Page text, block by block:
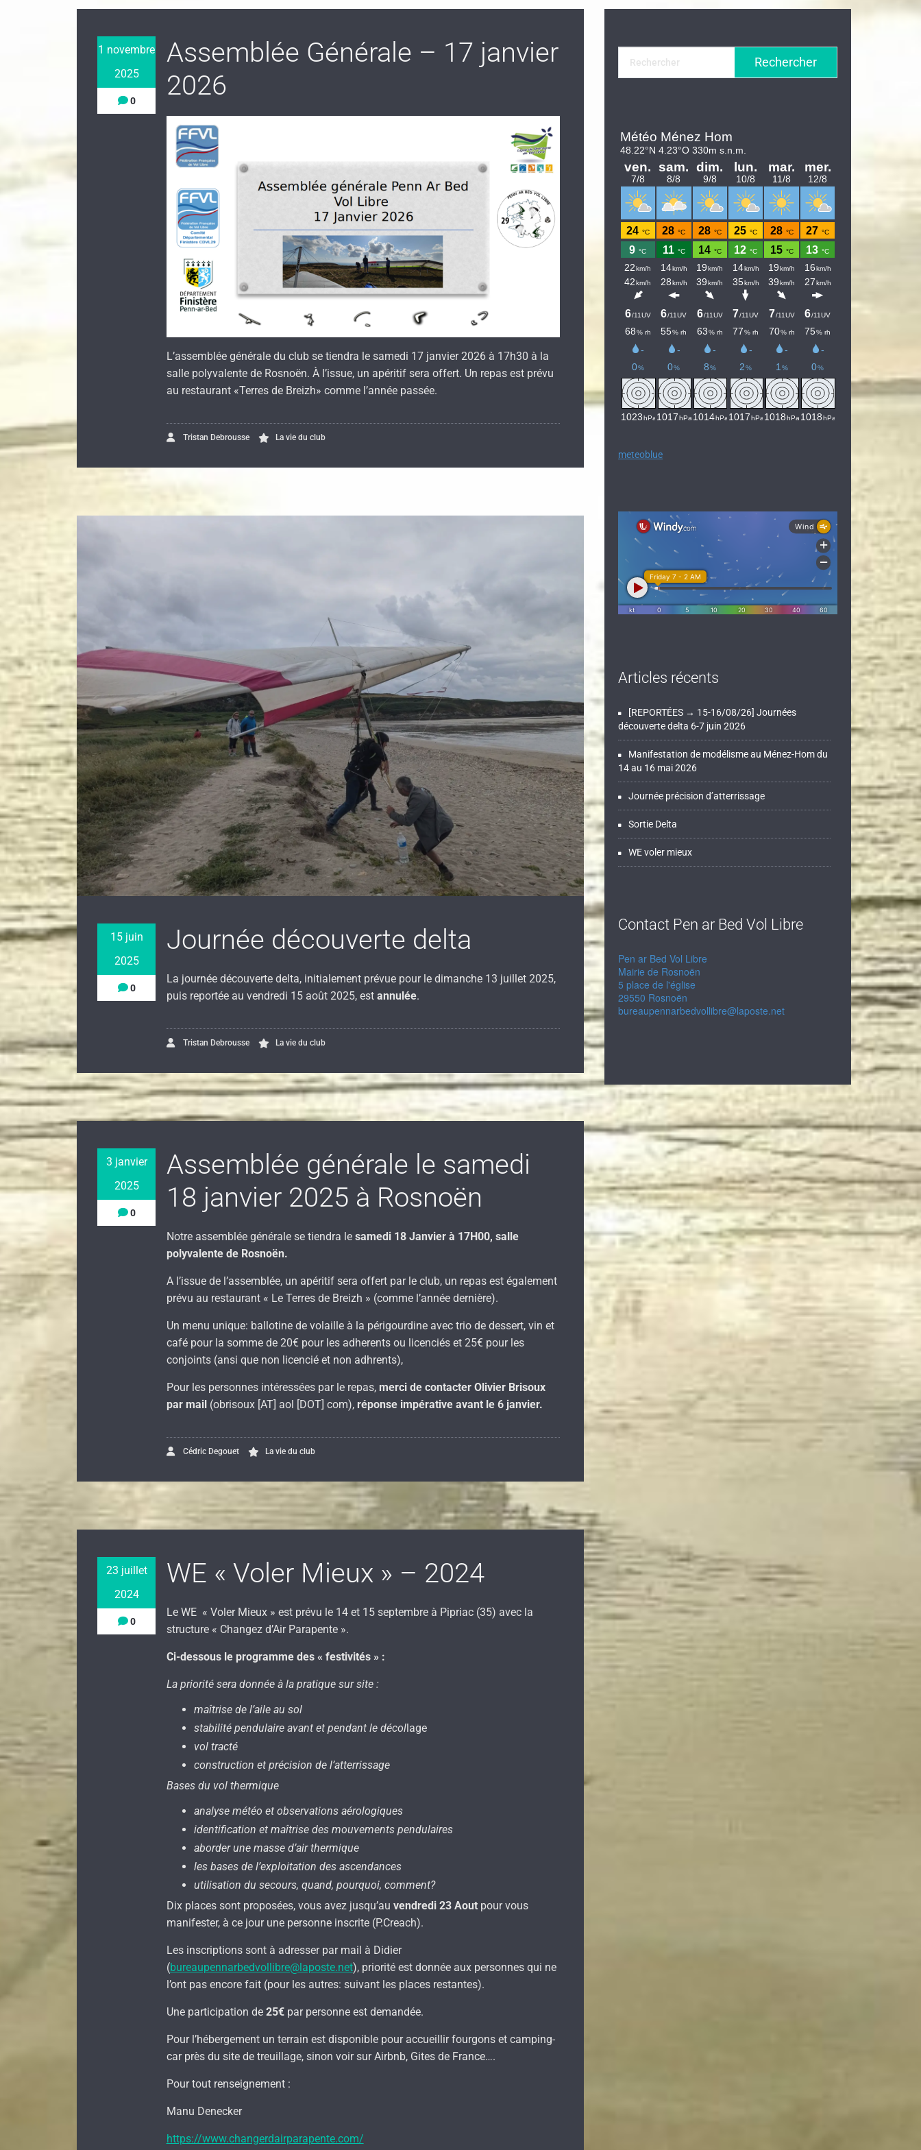
1 novembre
2025
0
Assemblée Générale – 17 janvier
2026
L’assemblée générale du club se tiendra le samedi 17 janvier 2026 à 17h30 à la
salle polyvalente de Rosnoën. À l’issue, un apéritif sera offert. Un repas est prévu
au restaurant «Terres de Breizh» comme l’année passée.
Tristan Debrousse La vie du club
15 juin
2025
0
Journée découverte delta
La journée découverte delta, initialement prévue pour le dimanche 13 juillet 2025,
puis reportée au vendredi 15 août 2025, est annulée.
Tristan Debrousse La vie du club
3 janvier
2025
0
Assemblée générale le samedi
18 janvier 2025 à Rosnoën
Notre assemblée générale se tiendra le samedi 18 Janvier à 17H00, salle
polyvalente de Rosnoën.
A l’issue de l’assemblée, un apéritif sera offert par le club, un repas est également
prévu au restaurant « Le Terres de Breizh » (comme l’année dernière).
Un menu unique: ballotine de volaille à la périgourdine avec trio de dessert, vin et
café pour la somme de 20€ pour les adherents ou licenciés et 25€ pour les
conjoints (ansi que non licencié et non adhrents),
Pour les personnes intéressées par le repas, merci de contacter Olivier Brisoux
par mail (obrisoux [AT] aol [DOT] com), réponse impérative avant le 6 janvier.
Cédric Degouet La vie du club
23 juillet
2024
0
WE « Voler Mieux » – 2024
Le WE « Voler Mieux » est prévu le 14 et 15 septembre à Pipriac (35) avec la
structure « Changez d’Air Parapente ».
Ci-dessous le programme des « festivités » :
La priorité sera donnée à la pratique sur site :
maîtrise de l’aile au sol
stabilité pendulaire avant et pendant le décollage
vol tracté
construction et précision de l’atterrissage
Bases du vol thermique
analyse météo et observations aérologiques
identification et maîtrise des mouvements pendulaires
aborder une masse d’air thermique
les bases de l’exploitation des ascendances
utilisation du secours, quand, pourquoi, comment?
Dix places sont proposées, vous avez jusqu’au vendredi 23 Aoutpour vous
manifester, à ce jour une personne inscrite (P.Creach).
Les inscriptions sont à adresser par mail à Didier
(bureaupennarbedvollibre@laposte.net), priorité est donnée aux personnes qui ne
l’ont pas encore fait (pour les autres: suivant les places restantes).
Une participation de 25€par personne est demandée.
Pour l’hébergement un terrain est disponible pour accueillir fourgons et camping-
car près du site de treuillage, sinon voir sur Airbnb, Gites de France….
Pour tout renseignement :
Manu Denecker
https://www.changerdairparapente.com/
meteoblue
Articles récents
[REPORTÉES → 15-16/08/26] Journées
découverte delta 6-7 juin 2026
Manifestation de modélisme au Ménez-Hom du
14 au 16 mai 2026
Journée précision d’atterrissage
Sortie Delta
WE voler mieux
Contact Pen ar Bed Vol Libre
Pen ar Bed Vol Libre
Mairie de Rosnoën
5 place de l'église
29550 Rosnoën
bureaupennarbedvollibre@laposte.net